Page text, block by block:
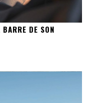
BARRE DE SON